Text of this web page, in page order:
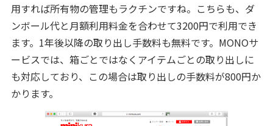
用すれば所有物の管理もラクチンですね。こちらも、ダ
ンボール代と月額利用料金を合わせて3200円で利用でき
ます。1年後以降の取り出し手数料も無料です。MONOサ
ービスでは、箱ごとではなくアイテムごとの取り出しに
も対応しており、この場合は取り出しの手数料が800円か
かります。